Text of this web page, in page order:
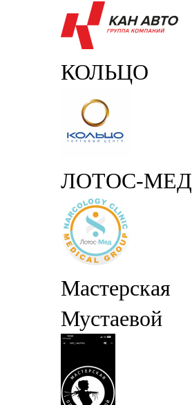
КОЛЬЦО
ЛОТОС-МЕД
Мастерская
Мустаевой